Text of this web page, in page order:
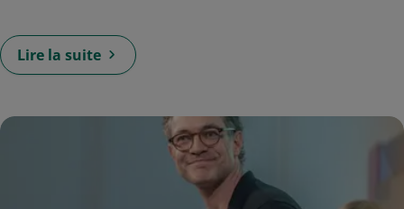
Lire la suite